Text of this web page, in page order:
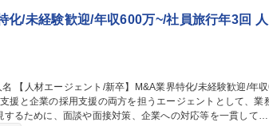
化/未経験歓迎/年収600万~/社員旅行年3回 人
るために、面談や面接対策、企業への対応等を一貫してお